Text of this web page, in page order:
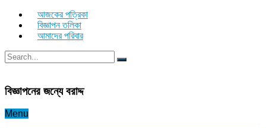
আজকের পত্রিকা
বিজ্ঞাপন তলিকা
আমাদের পরিবার
বিজ্ঞাপনের জন্যে বরাদ্দ
Menu